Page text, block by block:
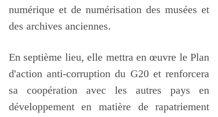
numérique et de numérisation des musées et
des archives anciennes.
En septième lieu, elle mettra en œuvre le Plan
d'action anti-corruption du G20 et renforcera
sa coopération avec les autres pays en
développement en matière de rapatriement